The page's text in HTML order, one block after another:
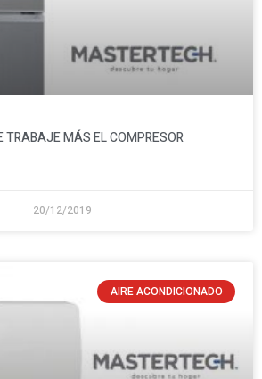
TRABAJE MÁS EL COMPRESOR
20/12/2019
AIRE ACONDICIONADO